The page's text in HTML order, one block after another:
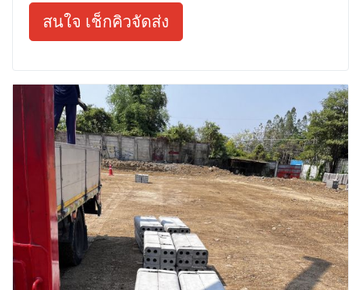
สนใจ เช็กคิวจัดส่ง